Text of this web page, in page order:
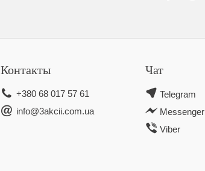
Контакты
+380 68 017 57 61
info@3akcii.com.ua
Чат
Telegram
Messenger
Viber